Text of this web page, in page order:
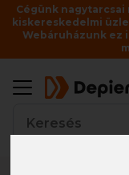
Cégünk
kiskereskedelmi
Webáruházunk ez